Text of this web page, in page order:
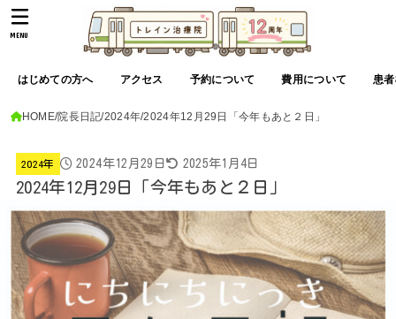
はじめての方へ アクセス 予約について 費用について 患
MENU
HOME 院長日記 2024年 2024年12月29日「今年もあと２日」
2024年 2024年12月29日 2025年1月4日
2024年12月29日「今年もあと２日」